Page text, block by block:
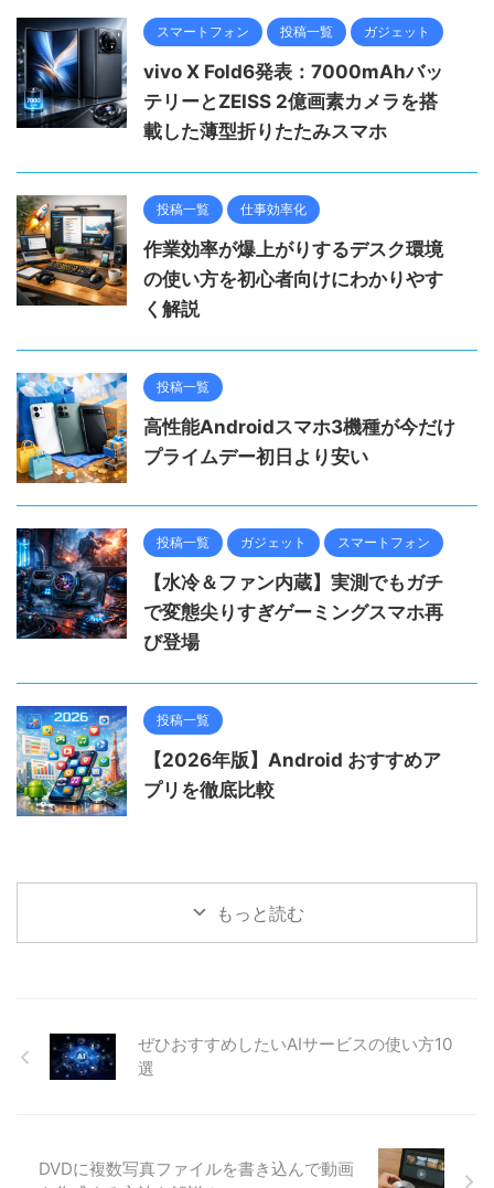
スマートフォン 投稿一覧 ガジェット
vivo X Fold6発表：7000mAhバッ
テリーとZEISS 2億画素カメラを搭
載した薄型折りたたみスマホ
投稿一覧 仕事効率化
作業効率が爆上がりするデスク環境
の使い方を初心者向けにわかりやす
く解説
投稿一覧
高性能Androidスマホ3機種が今だけ
プライムデー初日より安い
投稿一覧 ガジェット スマートフォン
【水冷＆ファン内蔵】実測でもガチ
で変態尖りすぎゲーミングスマホ再
び登場
投稿一覧
【2026年版】Android おすすめア
プリを徹底比較
もっと読む
ぜひおすすめしたいAIサービスの使い方10
選
DVDに複数写真ファイルを書き込んで動画